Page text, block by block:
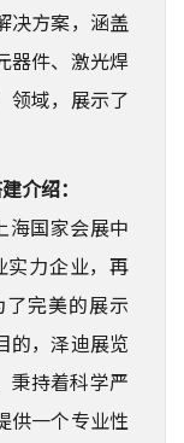
决方案，涵盖
器件、激光焊
域，展示了
介绍：
海国家会展中
力企业，再
完美的展示
的，泽迪展览
持着科学严
供一个专业性